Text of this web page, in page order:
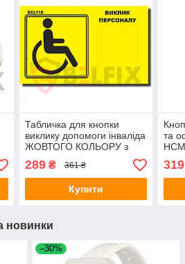
Табличка для кнопки
виклику допомоги інваліда
ЖОВТОГО КОЛЬОРУ з
написом "ВИКЛИК
ПЕРСОНАЛУ" BELFIX-
SB1YE
289₴ 361 ₴
Купити
та
319
новинки
–30%